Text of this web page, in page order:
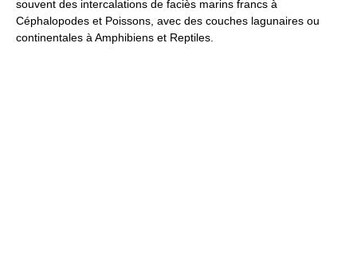
souvent des intercalations de faciès marins francs à
Céphalopodes et Poissons, avec des couches lagunaires ou
continentales à Amphibiens et Reptiles.